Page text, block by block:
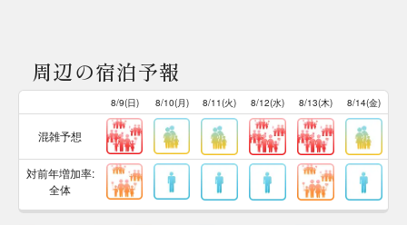
周辺の宿泊予報
8/9(日) 8/10(月) 8/11(火) 8/12(水) 8/13(木) 8/14(金)
混雑予想
対前年増加率:
全体